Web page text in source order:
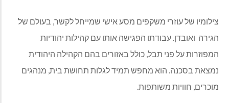
של עוזרי משקפים מסע אישי שמייחל לקשר, בעולם של
ואובדן. עבודתו הפגישה אותו עם קהילות יהודיות
על פני תבל, כולל באזורים בהם הקהילה היהודית
בסכנה. הוא מחפש תמיד לגלות תחושת בית, מנהגים
חוויות משותפות.